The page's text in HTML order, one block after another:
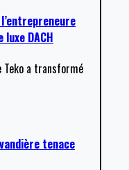
l’entrepreneure
DACH
Teko a transformé
tenace